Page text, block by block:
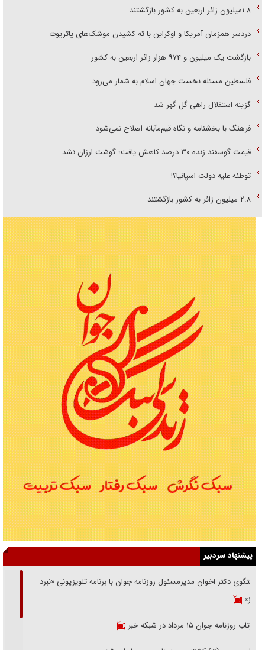
۱.۸میلیون زائر اربعین به کشور بازگشتند
دردسر همزمان آمریکا و اوکراین با ته کشیدن موشک‌های پاتریوت
بازگشت یک میلیون و ۹۷۴ هزار زائر اربعین به کشور
فلسطین مسئله نخست جهان اسلام به شمار می‌رود
گزینه استقلال راهی گل گهر شد
فرهنگ با بخشنامه و نگاه قیم‌مآبانه اصلاح نمی‌شود
قیمت گوسفند زنده ۳۰ درصد کاهش یافت؛ گوشت ارزان نشد
توطئه علیه دولت اسپانیا؟!
۲.۸ میلیون زائر به کشور بازگشتند
پیشنهاد سردبیر
گفتگوی دکتر اخوان مدیرمسئول روزنامه جوان با برنامه تلویزیونی «نبرد
هرمز»
بازتاب روزنامه جوان ۱۵ مرداد در شبکه خبر